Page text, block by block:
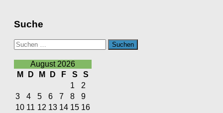
Suche
Suchen
nach:
August 2026
M
D M D F S
S
1
2
3
4 5 6 7 8
9
10 11 12 13 14 15 16